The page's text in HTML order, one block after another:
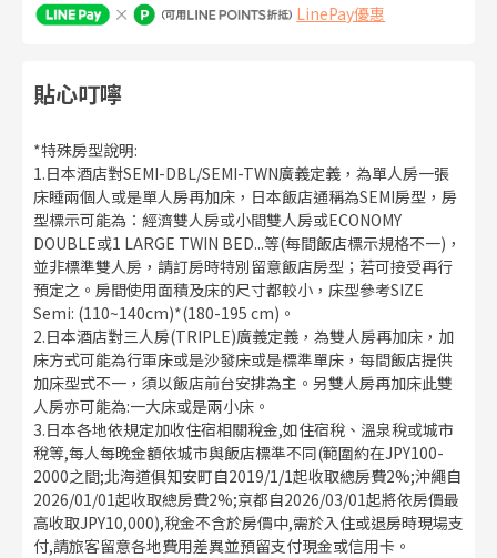
LinePay優惠
貼心叮嚀
*特殊房型說明:
1.日本酒店對SEMI-DBL/SEMI-TWN廣義定義，為單人房一張
床睡兩個人或是單人房再加床，日本飯店通稱為SEMI房型，房
型標示可能為：經濟雙人房或小間雙人房或ECONOMY
DOUBLE或1 LARGE TWIN BED...等(每間飯店標示規格不一)，
並非標準雙人房，請訂房時特別留意飯店房型；若可接受再行
預定之。房間使用面積及床的尺寸都較小，床型參考SIZE
Semi: (110~140cm)*(180-195 cm)。
2.日本酒店對三人房(TRIPLE)廣義定義，為雙人房再加床，加
床方式可能為行軍床或是沙發床或是標準單床，每間飯店提供
加床型式不一，須以飯店前台安排為主。另雙人房再加床此雙
人房亦可能為:一大床或是兩小床。
3.日本各地依規定加收住宿相關稅金,如住宿稅、溫泉稅或城市
稅等,每人每晚金額依城市與飯店標準不同(範圍約在JPY100-
2000之間;北海道俱知安町自2019/1/1起收取總房費2%;沖繩自
2026/01/01起收取總房費2%;京都自2026/03/01起將依房價最
高收取JPY10,000),稅金不含於房價中,需於入住或退房時現場支
付,請旅客留意各地費用差異並預留支付現金或信用卡。